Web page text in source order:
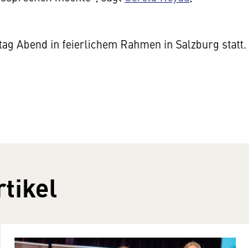
Abend in feierlichem Rahmen in Salzburg statt.